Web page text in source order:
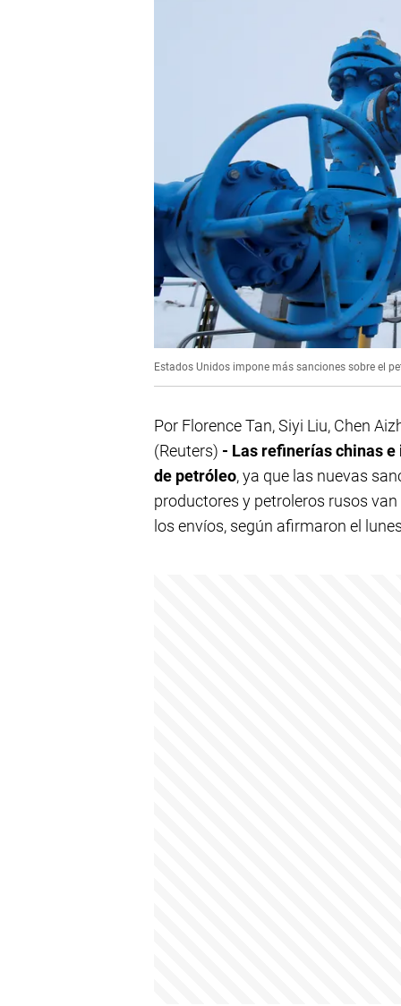
Estados Unidos impone más sanciones sobre el
Por Florence Tan, Siyi Liu, Chen
(Reuters) - Las refinerías chinas
de petróleo, ya que las nuevas
productores y petroleros rusos
los envíos, según afirmaron el